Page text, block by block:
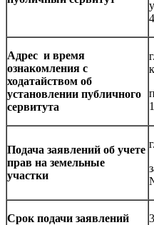
Адрес и время
ознакомления с
ходатайством об
установлении публичного
сервитута
Подача заявлений об учете
прав на земельные
участки
Срок подачи заявлений